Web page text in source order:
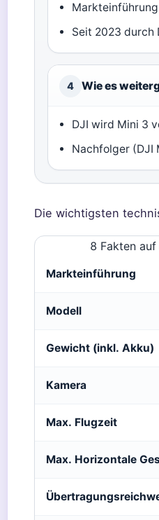
Seit 2023 durch
4 Wie es
DJI wird Mini 3
Nachfolger (DJI
Die wichtigsten
8 Fakten
Markteinführung
Modell
Gewicht (inkl. Akku)
Kamera
Max. Flugzeit
Max. Horizontale